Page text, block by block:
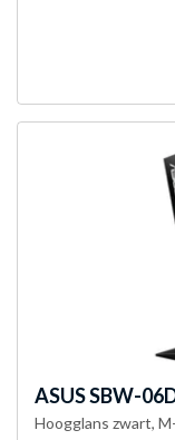
ASUSSBW-
Hoogglans zwart,